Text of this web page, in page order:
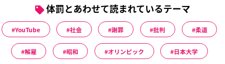
体罰とあわせて読まれているテーマ
YouTube 社会 謝罪 批判 柔道
解雇 昭和 オリンピック 日本大学